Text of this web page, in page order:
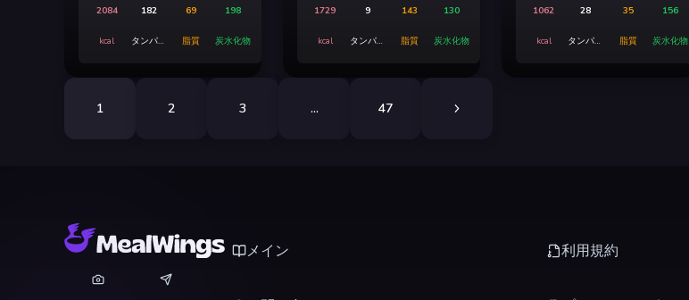
2084
kcal
182
タンパク
69
脂質
198
炭水化物
1729
kcal
9
タンパク
143
脂質
130
炭水化物
1062
kcal
28
タンパク
35
脂質
156
炭水化物
1 2 3 ... 47
メイン 利用規約